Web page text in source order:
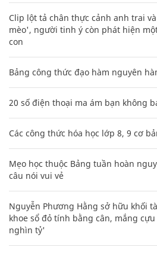
Clip lột tả chân thực cảnh anh trai
mèo', người tinh ý còn phát hiện
con
Bảng công thức đạo hàm nguyên
20 số điện thoại ma ám bạn không
Các công thức hóa học lớp 8, 9 cơ
Mẹo học thuộc Bảng tuần hoàn
câu nói vui vẻ
Nguyễn Phương Hằng sở hữu khối
khoe sổ đỏ tính bằng cân, mắng
nghìn tỷ'